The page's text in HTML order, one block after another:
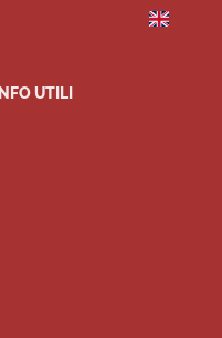
INFO UTILI